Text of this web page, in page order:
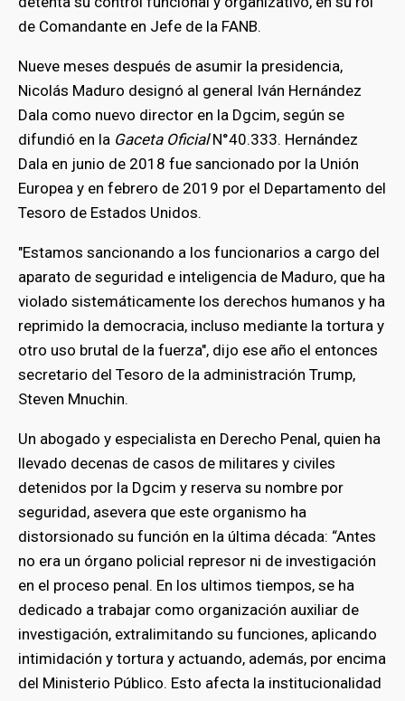
de Comandante en Jefe de la FANB.
Nueve meses después de asumir la presidencia,
Nicolás Maduro designó al general Iván Hernández
Dala como nuevo director en la Dgcim, según se
difundió en la Gaceta OficialN°40.333. Hernández
Dala en junio de 2018 fue sancionado por la Unión
Europea y en febrero de 2019 por el Departamento del
Tesoro de Estados Unidos.
"Estamos sancionando a los funcionarios a cargo del
aparato de seguridad e inteligencia de Maduro, que ha
violado sistemáticamente los derechos humanos y ha
reprimido la democracia, incluso mediante la tortura y
otro uso brutal de la fuerza", dijo ese año el entonces
secretario del Tesoro de la administración Trump,
Steven Mnuchin.
Un abogado y especialista en Derecho Penal, quien ha
llevado decenas de casos de militares y civiles
detenidos por la Dgcim y reserva su nombre por
seguridad, asevera que este organismo ha
distorsionado su función en la última década: “Antes
no era un órgano policial represor ni de investigación
en el proceso penal. En los ultimos tiempos, se ha
dedicado a trabajar como organización auxiliar de
investigación, extralimitando su funciones, aplicando
intimidación y tortura y actuando, además, por encima
del Ministerio Público. Esto afecta la institucionalidad